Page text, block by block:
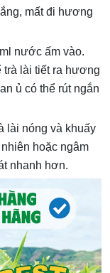
mất đi hương
nước ấm vào.
trà lài tiết ra hương
ủ có thể rút ngắn
lài nóng và khuấy
hoặc ngâm
nhanh hơn.